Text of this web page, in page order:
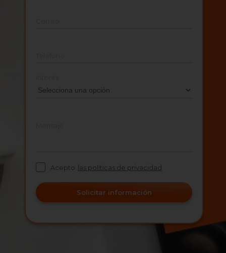
Acepto las políticas de privacidad
Solicitar información